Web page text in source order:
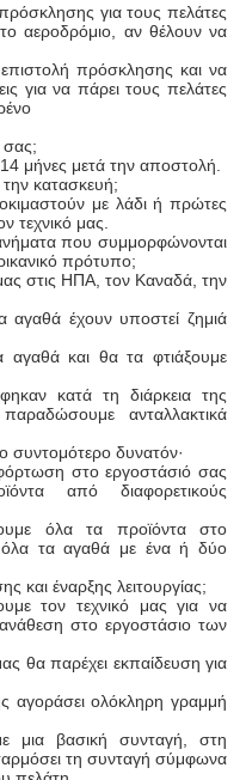
για τους πελάτες
αεροδρόμιο, αν θέλουν να
πρόσκλησης και να
για να πάρει τους πελάτες
σας;
μήνες μετά την αποστολή.
κατασκευή;
με λάδι ή πρώτες
τεχνικό μας.
που συμμορφώνονται
πρότυπο;
στις ΗΠΑ, τον Καναδά, την
έχουν υποστεί ζημιά
και θα τα φτιάξουμε
κατά τη διάρκεια της
ανταλλακτικά
συντομότερο δυνατόν·
στο εργοστάσιό σας
από διαφορετικούς
όλα τα προϊόντα στο
όλα τα αγαθά με ένα ή δύο
και έναρξης λειτουργίας;
τον τεχνικό μας για να
στο εργοστάσιο των
θα παρέχει εκπαίδευση για
αγοράσει ολόκληρη γραμμή
μια βασική συνταγή, στη
τη συνταγή σύμφωνα